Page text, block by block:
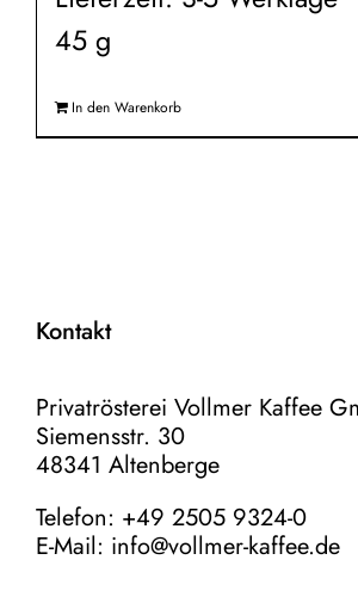
45 g
In den Warenkorb
Kontakt
Privatrösterei Vollmer Kaffee
Siemensstr. 30
48341 Altenberge
Telefon: +49 2505 9324-0
E-Mail: info@vollmer-kaffee.de